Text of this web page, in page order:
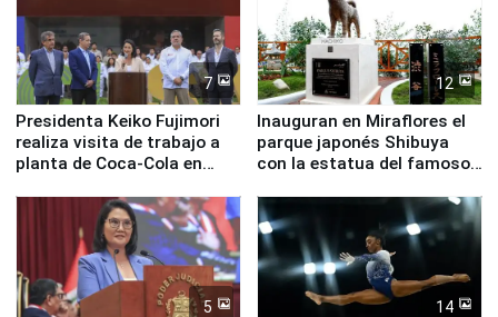
7
Presidenta Keiko Fujimori
realiza visita de trabajo a
planta de Coca-Cola en
12
Inauguran en Miraflores el
parque japonés Shibuya
con la estatua del famoso
5 14